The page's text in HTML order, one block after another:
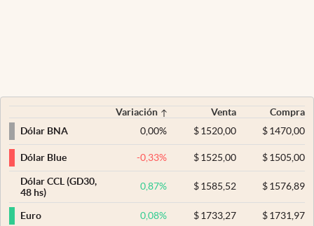
Variación Venta
Compra
Dólar BNA
0,00% $ 1520,00 $1470,00
Dólar Blue -0,33% $ 1525,00 $1505,00
Dólar CCL (GD30,
48 hs)
0,87% $ 1585,52 $1576,89
Euro 0,08% $ 1733,27 $1731,97